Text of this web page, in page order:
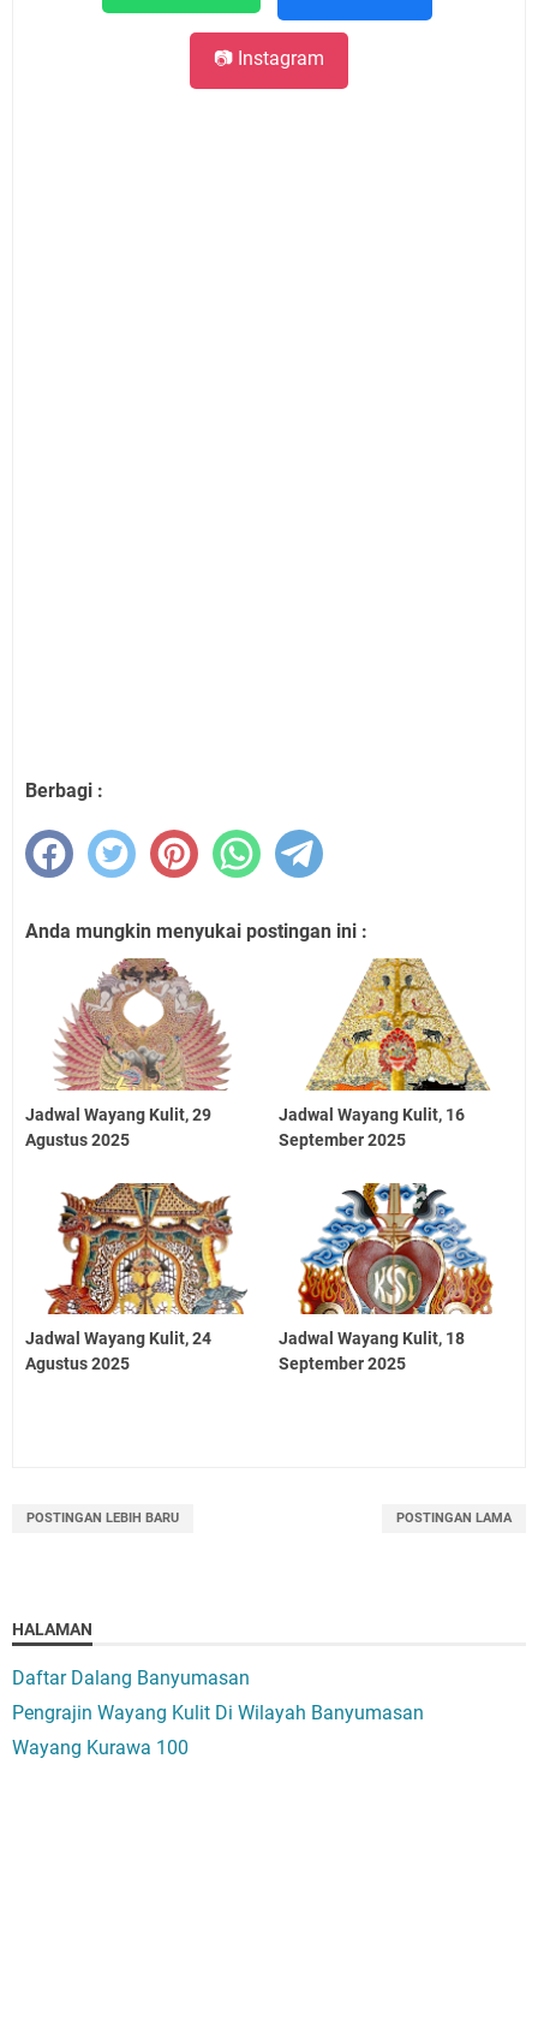
📷 Instagram
Berbagi :
Anda mungkin menyukai postingan ini :
Jadwal Wayang Kulit, 29
Agustus 2025
Jadwal Wayang Kulit, 16
September 2025
Jadwal Wayang Kulit, 24
Agustus 2025
Jadwal Wayang Kulit, 18
September 2025
POSTINGAN LEBIH BARU POSTINGAN LAMA
HALAMAN
Daftar Dalang Banyumasan
Pengrajin Wayang Kulit Di Wilayah Banyumasan
Wayang Kurawa 100